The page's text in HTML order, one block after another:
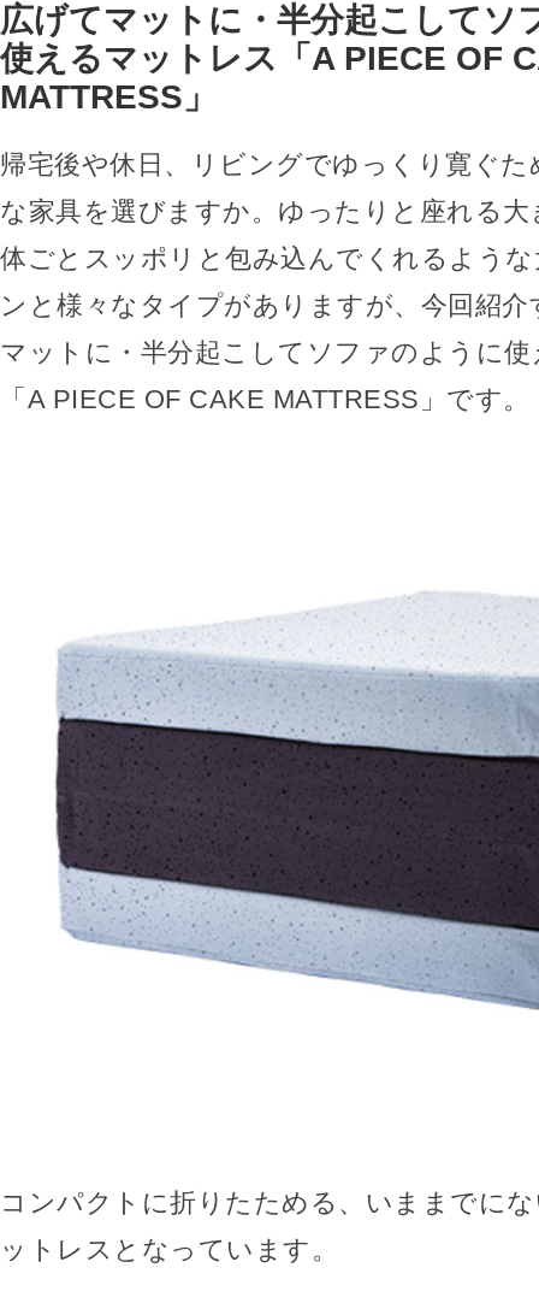
広げてマットに・半分起こしてソ
使えるマットレス「A PIECE OF
MATTRESS」
帰宅後や休日、リビングでゆっくり寛ぐ
な家具を選びますか。ゆったりと座れる
体ごとスッポリと包み込んでくれるよう
ンと様々なタイプがありますが、今回紹
マットに・半分起こしてソファのように
「A PIECE OF CAKE MATTRESS」です。
コンパクトに折りたためる、いままでに
ットレスとなっています。